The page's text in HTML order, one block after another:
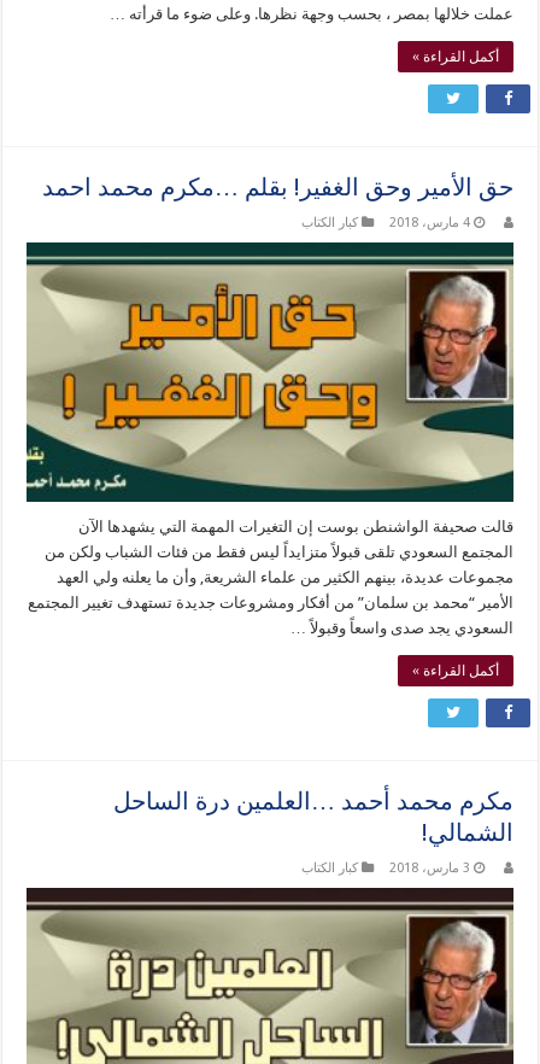
عملت خلالها بمصر ، بحسب وجهة نظرها. وعلى ضوء ما قرأته …
أكمل القراءة »
حق الأمير وحق الغفير! بقلم …مكرم محمد احمد
4 مارس، 2018 كبار الكتاب
قالت صحيفة الواشنطن بوست إن التغيرات المهمة التي يشهدها الآن
المجتمع السعودي تلقى قبولاً متزايداً ليس فقط من فئات الشباب ولكن من
مجموعات عديدة، بينهم الكثير من علماء الشريعة, وأن ما يعلنه ولي العهد
الأمير “محمد بن سلمان” من أفكار ومشروعات جديدة تستهدف تغيير المجتمع
السعودي يجد صدى واسعاً وقبولاً …
أكمل القراءة »
مكرم محمد أحمد …العلمين درة الساحل
الشمالي!
3 مارس، 2018 كبار الكتاب